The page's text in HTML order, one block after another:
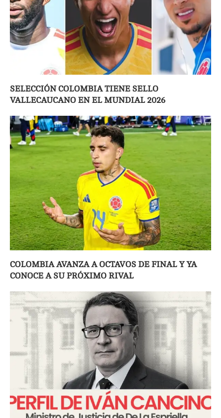
SELECCIÓN COLOMBIA TIENE SELLO
VALLECAUCANO EN EL MUNDIAL 2026
COLOMBIA AVANZA A OCTAVOS DE FINAL Y YA
CONOCE A SU PRÓXIMO RIVAL